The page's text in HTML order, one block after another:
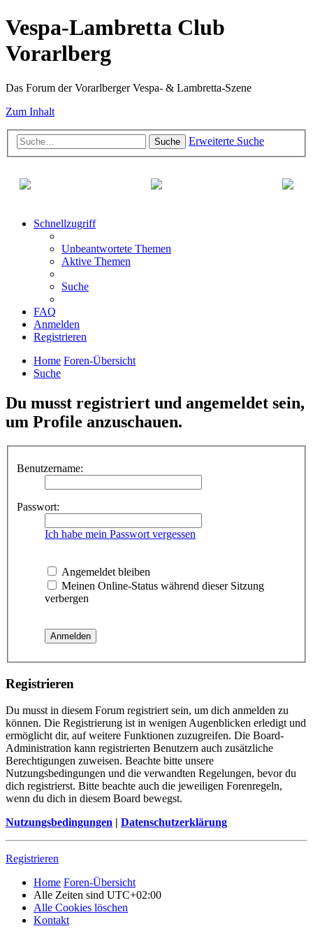
Vespa-Lambretta Club
Vorarlberg
Das Forum der Vorarlberger Vespa- & Lambretta-Szene
Zum Inhalt
Suche Erweiterte Suche
Schnellzugriff
Unbeantwortete Themen
Aktive Themen
Suche
FAQ
Anmelden
Registrieren
Home Foren-Übersicht
Suche
Du musst registriert und angemeldet sein,
um Profile anzuschauen.
Benutzername:
Passwort:
Ich habe mein Passwort vergessen
Angemeldet bleiben
Meinen Online-Status während dieser Sitzung
verbergen
Registrieren
Du musst in diesem Forum registriert sein, um dich anmelden zu
können. Die Registrierung ist in wenigen Augenblicken erledigt und
ermöglicht dir, auf weitere Funktionen zuzugreifen. Die Board-
Administration kann registrierten Benutzern auch zusätzliche
Berechtigungen zuweisen. Beachte bitte unsere
Nutzungsbedingungen und die verwandten Regelungen, bevor du
dich registrierst. Bitte beachte auch die jeweiligen Forenregeln,
wenn du dich in diesem Board bewegst.
Nutzungsbedingungen | Datenschutzerklärung
Registrieren
Home Foren-Übersicht
Alle Zeiten sind UTC+02:00
Alle Cookies löschen
Kontakt